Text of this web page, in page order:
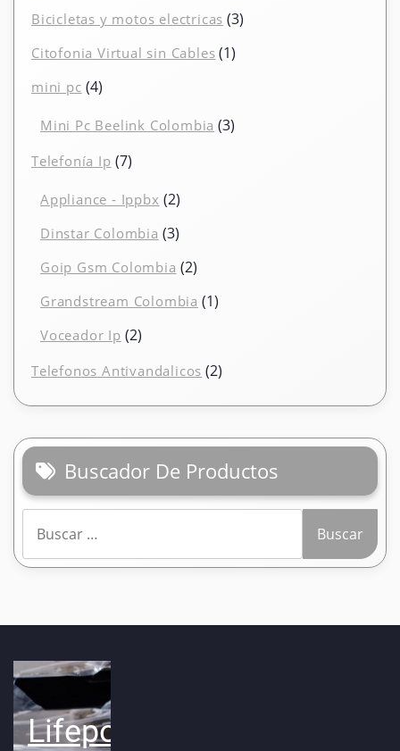
Bicicletas y motos electricas 33
Citofonia Virtual sin Cables 11
mini pc 44
Mini Pc Beelink Colombia 33
Telefonía Ip 77
Appliance - Ippbx 22
Dinstar Colombia 33
Goip Gsm Colombia 22
Grandstream Colombia 11
Voceador Ip 22
Telefonos Antivandalicos 22
Buscador De Productos
Lifepo4